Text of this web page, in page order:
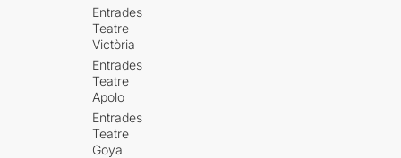
Entrades
Teatre
Victòria
Entrades
Teatre
Apolo
Entrades
Teatre
Goya